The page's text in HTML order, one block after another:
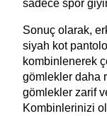
sadece spor
Sonuç olarak,
siyah kot
kombinlenerek
gömlekler daha
gömlekler zarif
Kombinlerinizi